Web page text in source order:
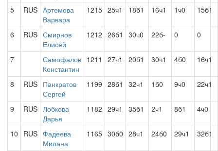
5 RUS Артемова
Варвара
1215 25ч1 18б1 16ч1 1ч0 15б1
6 RUS Смирнов
Елисей
1212 26б1 30ч0 22б- 0 0
7
Самофалов
Константин
1211 27ч1 20б1 30ч1 4б0 16ч1
8 RUS Панкратов
Сергей
1199 28б1 32ч1 1б0 9ч0 22ч1
9 RUS Лобкова
Дарья
1182 29ч1 35б1 2ч1 8б1 4ч0
10 RUS Фадеева
Милана
1165 30б0 28ч1 24б0 29ч1 32б1